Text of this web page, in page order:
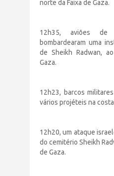
norte da Faixa de Gaza.
12h35, aviões de
bombardearam uma
de Sheikh Radwan,
Gaza.
12h23, barcos
vários projéteis na
12h20, um ataque
do cemitério Sheikh
de Gaza.